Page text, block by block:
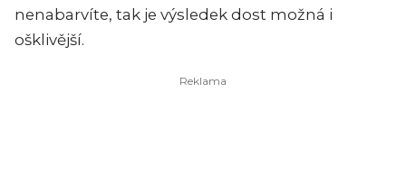
nenabarvíte, tak je výsledek dost možná i
ošklivější.